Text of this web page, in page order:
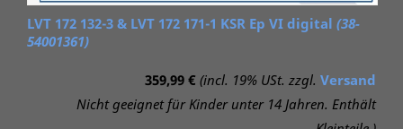
LVT 172 132-3 & LVT 172 171-1 KSR Ep VI digital (38-
54001361)
359,99 € (incl. 19% USt. zzgl. Versand
Nicht geeignet für Kinder unter 14 Jahren. Enthält